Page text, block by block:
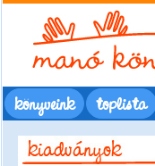
könyveink toplista